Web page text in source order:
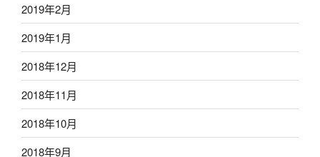
2019年2月
2019年1月
2018年12月
2018年11月
2018年10月
2018年9月